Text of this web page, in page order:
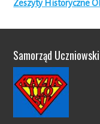
Zeszyty Historyczne
Samorząd Uczniowski